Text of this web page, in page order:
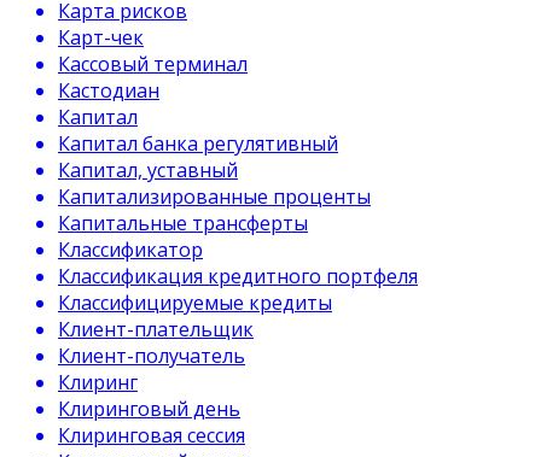
Карта рисков
Карт-чек
Кассовый терминал
Кастодиан
Капитал
Капитал банка регулятивный
Капитал, уставный
Капитализированные проценты
Капитальные трансферты
Классификатор
Классификация кредитного портфеля
Классифицируемые кредиты
Клиент-плательщик
Клиент-получатель
Клиринг
Клиринговый день
Клиринговая сессия